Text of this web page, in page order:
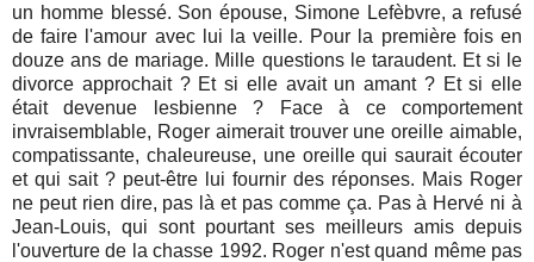
un homme blessé. Son épouse, Simone Lefèbvre, a refusé
de faire l'amour avec lui la veille. Pour la première fois en
douze ans de mariage. Mille questions le taraudent. Et si le
divorce approchait ? Et si elle avait un amant ? Et si elle
était devenue lesbienne ? Face à ce comportement
invraisemblable, Roger aimerait trouver une oreille aimable,
compatissante, chaleureuse, une oreille qui saurait écouter
et qui sait ? peut-être lui fournir des réponses. Mais Roger
ne peut rien dire, pas là et pas comme ça. Pas à Hervé ni à
Jean-Louis, qui sont pourtant ses meilleurs amis depuis
l'ouverture de la chasse 1992. Roger n'est quand même pas